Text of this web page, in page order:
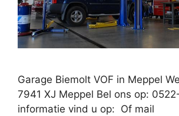
Garage Biemolt VOF in Meppel
7941 XJ Meppel Bel ons op:
informatie vind u op: Of mail